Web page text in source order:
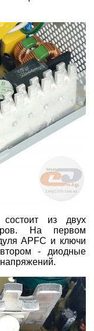
состоит из двух
На первом
APFC и ключи
- диодные